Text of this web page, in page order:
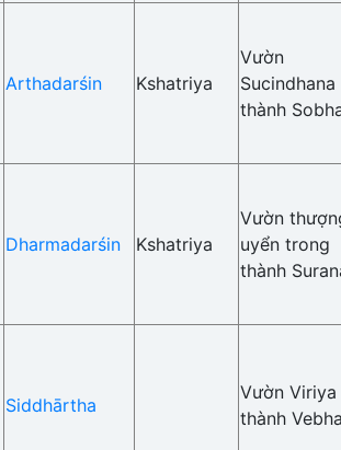
Arthadarśin Kshatriya
Vườn
Sucindhana
thành
Dharmadarśin Kshatriya
Vườn
uyển trong
thành
Siddhārtha
Vườn Viriya
thành